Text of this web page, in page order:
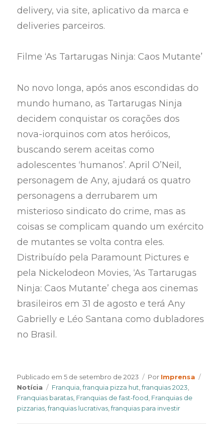
delivery, via site, aplicativo da marca e
deliveries parceiros.
Filme ‘As Tartarugas Ninja: Caos Mutante’
No novo longa, após anos escondidas do
mundo humano, as Tartarugas Ninja
decidem conquistar os corações dos
nova-iorquinos com atos heróicos,
buscando serem aceitas como
adolescentes ‘humanos’. April O’Neil,
personagem de Any, ajudará os quatro
personagens a derrubarem um
misterioso sindicato do crime, mas as
coisas se complicam quando um exército
de mutantes se volta contra eles.
Distribuído pela Paramount Pictures e
pela Nickelodeon Movies, ‘As Tartarugas
Ninja: Caos Mutante’ chega aos cinemas
brasileiros em 31 de agosto e terá Any
Gabrielly e Léo Santana como dubladores
no Brasil.
Publicado em5 de setembro de 2023 Por Author
Imprensa
Notícia
Tags
Franquia,franquia pizza hut,franquias 2023,
Franquias baratas, Franquias de fast-food, Franquias de
pizzarias,franquias lucrativas,franquias para investir